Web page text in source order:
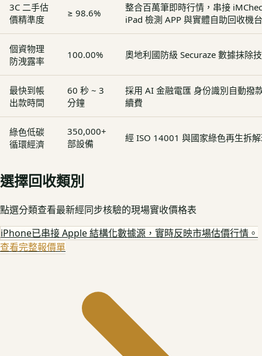
3C 二手估
價精準度
≥ 98.6%
整合百萬筆即時行情，串接
iPad 檢測 APP 與實體自助回收機台
個資物理
防洩露率
100.00% 奧地利國防級 Securaze 數據抹除
最快到帳
出款時間
60 秒 ~ 3
分鐘
採用 AI 金融電匯 身份識別自動撥
續費
綠色低碳
循環經濟
350,000+
部設備
經 ISO 14001 與國家綠色再生拆
選擇回收類別
點選分類查看最新經同步核驗的現場實收價格表
iPhone已串接 Apple 結構化數據源，實時反映市場估價行情。
查看完整報價單